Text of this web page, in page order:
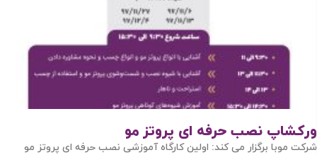
ورکشاپ نصب حرفه ای پروتز مو
شرکت موبا برگزار می کند: اولین کارگاه آموزشی نصب حرفه ای پروتز مو